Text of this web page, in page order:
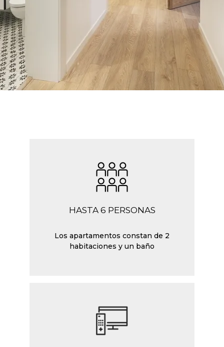
HASTA 6 PERSONAS
Los apartamentos constan de 2
habitaciones y un baño